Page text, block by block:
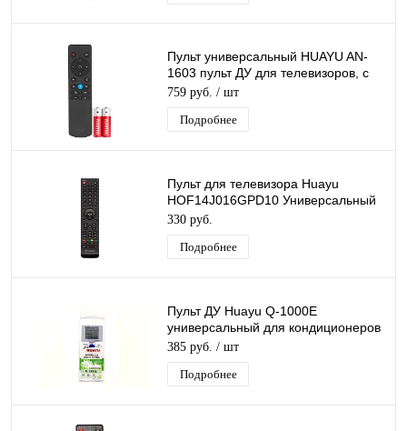
Пульт универсальный HUAYU AN-
1603 пульт ДУ для телевизоров, с
функцией голосового управления
759 руб. / шт
Подробнее
Пульт для телевизора Huayu
HOF14J016GPD10 Универсальный
пульт ду для различных моделей
телевизоров
330 руб.
Подробнее
Пульт ДУ Huayu Q-1000E
универсальный для кондиционеров
1000 в 1
385 руб. / шт
Подробнее